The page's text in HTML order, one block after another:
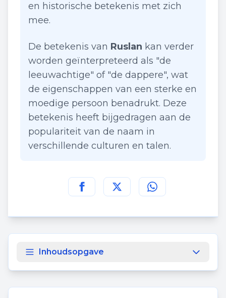
en historische betekenis met zich
mee.
De betekenis van Ruslan kan verder
worden geïnterpreteerd als "de
leeuwachtige" of "de dappere", wat
de eigenschappen van een sterke en
moedige persoon benadrukt. Deze
betekenis heeft bijgedragen aan de
populariteit van de naam in
verschillende culturen en talen.
Deel deze pagina op
Deel deze pagina op
Deel deze pagina
Inhoudsopgave